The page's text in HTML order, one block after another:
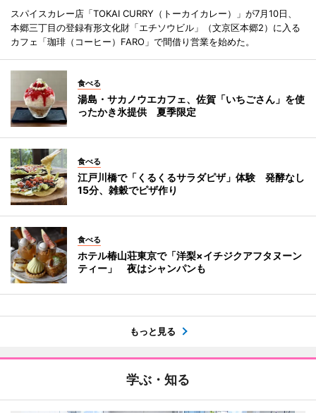
スパイスカレー店「TOKAI CURRY（トーカイカレー）」が7月10日、
本郷三丁目の登録有形文化財「エチソウビル」（文京区本郷2）に入る
カフェ「珈琲（コーヒー）FARO」で間借り営業を始めた。
食べる
湯島・サカノウエカフェ、佐賀「いちごさん」を使
ったかき氷提供 夏季限定
食べる
江戸川橋で「くるくるサラダピザ」体験 発酵なし
15分、雑穀でピザ作り
食べる
ホテル椿山荘東京で「洋梨×イチジクアフタヌーン
ティー」 夜はシャンパンも
もっと見る
学ぶ・知る